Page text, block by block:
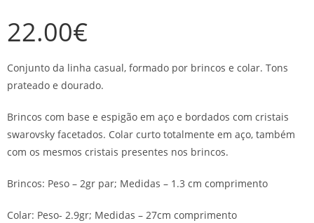
22.00€
Conjunto da linha casual, formado por brincos e colar. Tons
prateado e dourado.
Brincos com base e espigão em aço e bordados com cristais
swarovsky facetados. Colar curto totalmente em aço, também
com os mesmos cristais presentes nos brincos.
Brincos: Peso – 2gr par; Medidas – 1.3 cm comprimento
Colar: Peso- 2.9gr; Medidas – 27cm comprimento